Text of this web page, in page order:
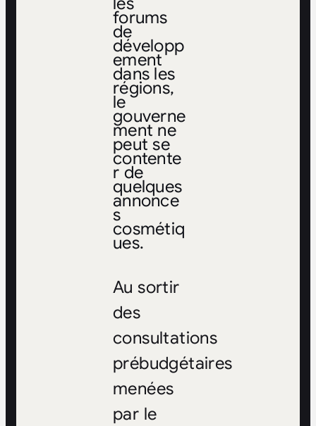
forums
de
développ
ement
dans les
régions,
le
gouverne
ment ne
peut se
contente
r de
quelques
annonce
s
cosmétiq
ues.
Au sortir
des
consultations
prébudgétaires
menées
par le